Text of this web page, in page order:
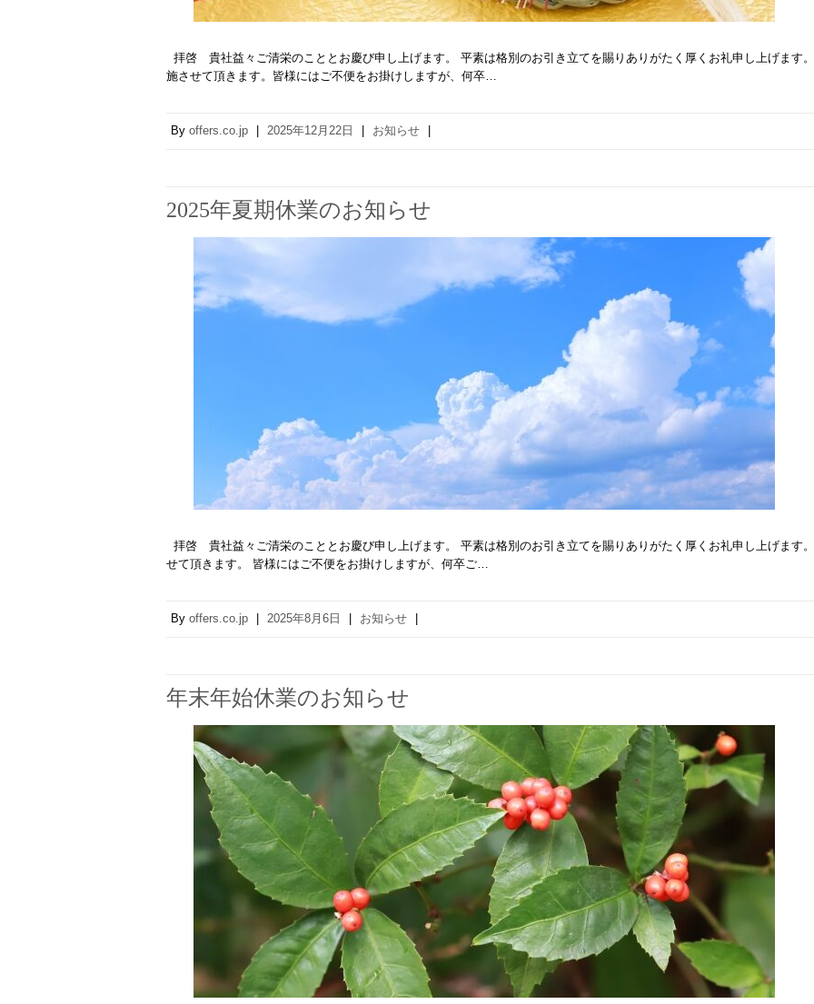
拝啓 貴社益々ご清栄のこととお慶び申し上げます。 平素は格別のお引き立てを賜りありがたく厚くお礼申し上げます
施させて頂きます。皆様にはご不便をお掛けしますが、何卒…
By offers.co.jp | 2025年12月22日 | お知らせ |
2025年夏期休業のお知らせ
拝啓 貴社益々ご清栄のこととお慶び申し上げます。 平素は格別のお引き立てを賜りありがたく厚くお礼申し上げます
せて頂きます。 皆様にはご不便をお掛けしますが、何卒ご…
By offers.co.jp | 2025年8月6日 | お知らせ |
年末年始休業のお知らせ